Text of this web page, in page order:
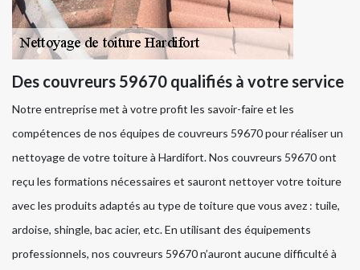
Des couvreurs 59670 qualifiés à votre service
Notre entreprise met à votre profit les savoir-faire et les
compétences de nos équipes de couvreurs 59670 pour réaliser un
nettoyage de votre toiture à Hardifort. Nos couvreurs 59670 ont
reçu les formations nécessaires et sauront nettoyer votre toiture
avec les produits adaptés au type de toiture que vous avez : tuile,
ardoise, shingle, bac acier, etc. En utilisant des équipements
professionnels, nos couvreurs 59670 n’auront aucune difficulté à